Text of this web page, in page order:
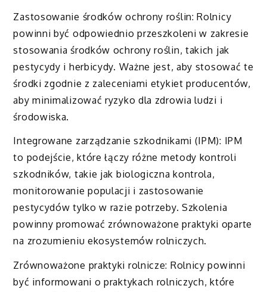
Zastosowanie środków ochrony roślin: Rolnicy
powinni być odpowiednio przeszkoleni w zakresie
stosowania środków ochrony roślin, takich jak
pestycydy i herbicydy. Ważne jest, aby stosować te
środki zgodnie z zaleceniami etykiet producentów,
aby minimalizować ryzyko dla zdrowia ludzi i
środowiska.
Integrowane zarządzanie szkodnikami (IPM): IPM
to podejście, które łączy różne metody kontroli
szkodników, takie jak biologiczna kontrola,
monitorowanie populacji i zastosowanie
pestycydów tylko w razie potrzeby. Szkolenia
powinny promować zrównoważone praktyki oparte
na zrozumieniu ekosystemów rolniczych.
Zrównoważone praktyki rolnicze: Rolnicy powinni
być informowani o praktykach rolniczych, które